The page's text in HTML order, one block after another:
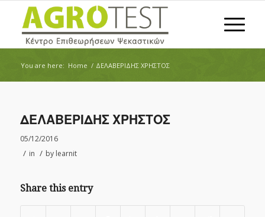
You are here: Home / ΔΕΛΑΒΕΡΙΔΗΣ ΧΡΗΣΤΟΣ
ΔΕΛΑΒΕΡΙΔΗΣ ΧΡΗΣΤΟΣ
05/12/2016
/ in / by learnit
Share this entry